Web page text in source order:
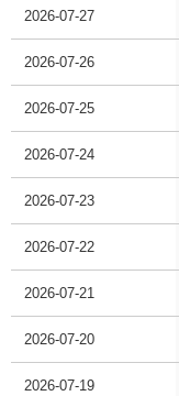
2026-07-27
2026-07-26
2026-07-25
2026-07-24
2026-07-23
2026-07-22
2026-07-21
2026-07-20
2026-07-19